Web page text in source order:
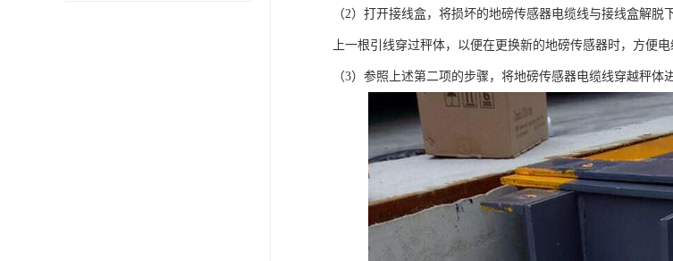
（2）打开接线盒，将损坏的地磅传感器电缆线与接线盒解
上一根引线穿过秤体，以便在更换新的地磅传感器时，方便
（3）参照上述第二项的步骤，将地磅传感器电缆线穿越秤体